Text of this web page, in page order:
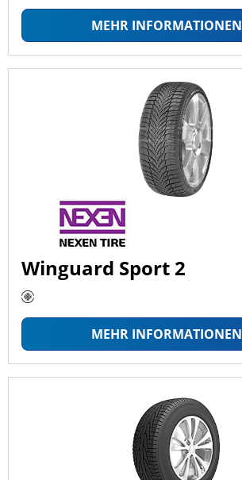
MEHR INFORMATIONEN
Winguard Sport 2
MEHR INFORMATIONEN